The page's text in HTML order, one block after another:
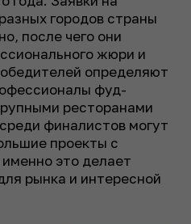
городов страны
после чего они
жюри и
определяют
фуд-
ресторанами
финалистов могут
проекты с
это делает
рынка и интересной